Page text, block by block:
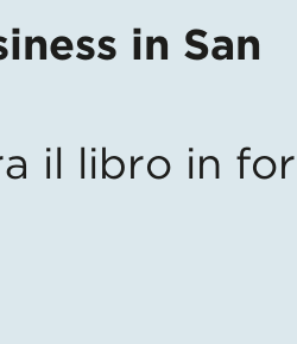
in San
il libro in